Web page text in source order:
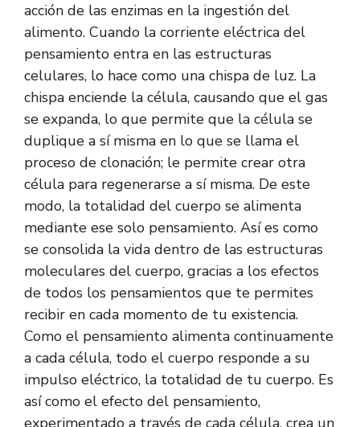
acción de las enzimas en la ingestión del
alimento. Cuando la corriente eléctrica del
pensamiento entra en las estructuras
celulares, lo hace como una chispa de luz. La
chispa enciende la célula, causando que el gas
se expanda, lo que permite que la célula se
duplique a sí misma en lo que se llama el
proceso de clonación; le permite crear otra
célula para regenerarse a sí misma. De este
modo, la totalidad del cuerpo se alimenta
mediante ese solo pensamiento. Así es como
se consolida la vida dentro de las estructuras
moleculares del cuerpo, gracias a los efectos
de todos los pensamientos que te permites
recibir en cada momento de tu existencia.
Como el pensamiento alimenta continuamente
a cada célula, todo el cuerpo responde a su
impulso eléctrico, la totalidad de tu cuerpo. Es
así como el efecto del pensamiento,
experimentado a través de cada célula, crea un